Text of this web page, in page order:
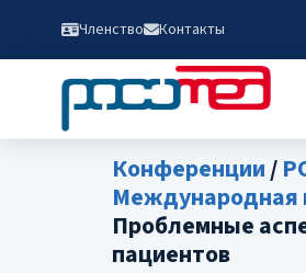
Членство Контакты
Конференции/
Международная
Проблемные
пациентов